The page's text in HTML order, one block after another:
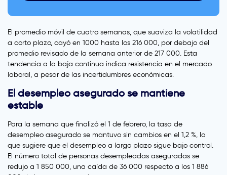
El promedio móvil de cuatro semanas, que suaviza la volatilidad
a corto plazo, cayó en 1000 hasta los 216 000, por debajo del
promedio revisado de la semana anterior de 217 000. Esta
tendencia a la baja continua indica resistencia en el mercado
laboral, a pesar de las incertidumbres económicas.
El desempleo asegurado se mantiene
estable
Para la semana que finalizó el 1 de febrero, la tasa de
desempleo asegurado se mantuvo sin cambios en el 1,2 %, lo
que sugiere que el desempleo a largo plazo sigue bajo control.
El número total de personas desempleadas aseguradas se
redujo a 1 850 000, una caída de 36 000 respecto a los 1 886